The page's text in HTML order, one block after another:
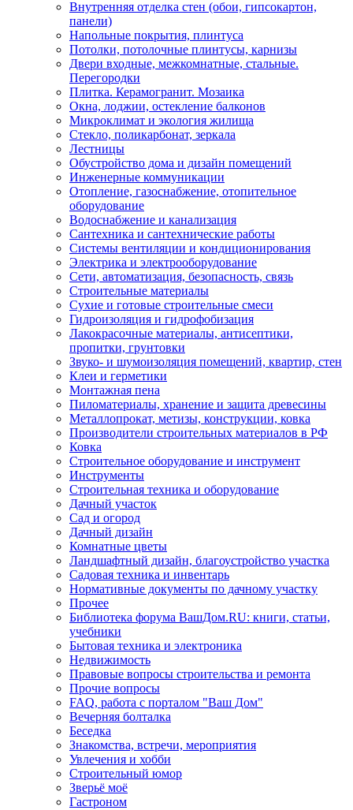
Внутренняя отделка стен (обои, гипсокартон,
панели)
Напольные покрытия, плинтуса
Потолки, потолочные плинтусы, карнизы
Двери входные, межкомнатные, стальные.
Перегородки
Плитка. Керамогранит. Мозаика
Окна, лоджии, остекление балконов
Микроклимат и экология жилища
Стекло, поликарбонат, зеркала
Лестницы
Обустройство дома и дизайн помещений
Инженерные коммуникации
Отопление, газоснабжение, отопительное
оборудование
Водоснабжение и канализация
Сантехника и сантехнические работы
Системы вентиляции и кондиционирования
Электрика и электрооборудование
Сети, автоматизация, безопасность, связь
Строительные материалы
Сухие и готовые строительные смеси
Гидроизоляция и гидрофобизация
Лакокрасочные материалы, антисептики,
пропитки, грунтовки
Звуко- и шумоизоляция помещений, квартир, стен
Клеи и герметики
Монтажная пена
Пиломатериалы, хранение и защита древесины
Металлопрокат, метизы, конструкции, ковка
Производители строительных материалов в РФ
Ковка
Строительное оборудование и инструмент
Инструменты
Строительная техника и оборудование
Дачный участок
Сад и огород
Дачный дизайн
Комнатные цветы
Ландшафтный дизайн, благоустройство участка
Садовая техника и инвентарь
Нормативные документы по дачному участку
Прочее
Библиотека форума ВашДом.RU: книги, статьи,
учебники
Бытовая техника и электроника
Недвижимость
Правовые вопросы строительства и ремонта
Прочие вопросы
FAQ, работа с порталом "Ваш Дом"
Вечерняя болталка
Беседка
Знакомства, встречи, мероприятия
Увлечения и хобби
Строительный юмор
Зверьё моё
Гастроном